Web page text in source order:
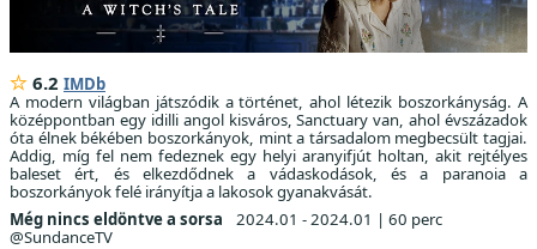
6.2 IMDb
A modern világban játszódik a történet, ahol létezik boszorkányság. A
középpontban egy idilli angol kisváros, Sanctuary van, ahol évszázadok
óta élnek békében boszorkányok, mint a társadalom megbecsült tagjai.
Addig, míg fel nem fedeznek egy helyi aranyifjút holtan, akit rejtélyes
baleset ért, és elkezdődnek a vádaskodások, és a paranoia a
boszorkányok felé irányítja a lakosok gyanakvását.
Még nincs eldöntve a sorsa
2024.01 - 2024.01 | 60 perc
@SundanceTV